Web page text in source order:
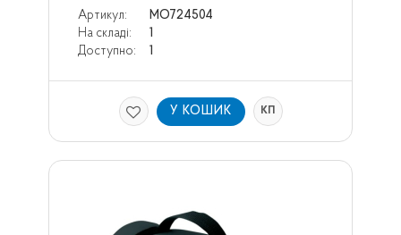
Артикул:
MO724504
На складі:
1
Доступно:
1
У КОШИК КП